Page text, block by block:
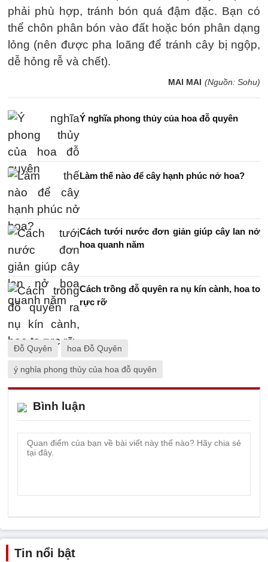
phải phù hợp, tránh bón quá đậm đặc. Bạn có
thể chôn phân bón vào đất hoặc bón phân dạng
lỏng (nên được pha loãng để tránh cây bị ngộp,
dễ hỏng rễ và chết).
MAI MAI (Nguồn: Sohu)
Ý nghĩa phong thủy của hoa đỗ quyên
Làm thế nào để cây hạnh phúc nở hoa?
Cách tưới nước đơn giản giúp cây lan nở
hoa quanh năm
Cách trồng đỗ quyên ra nụ kín cành, hoa to
rực rỡ
Đỗ Quyên hoa Đỗ Quyên
ý nghỉa phong thủy của hoa đỗ quyên
Bình luận
Tin nổi bật